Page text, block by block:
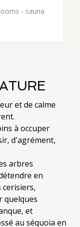
- sauna
et de calme
à occuper
d'agrément,
arbres
en
cerisiers,
quelques
et
au séquoia en